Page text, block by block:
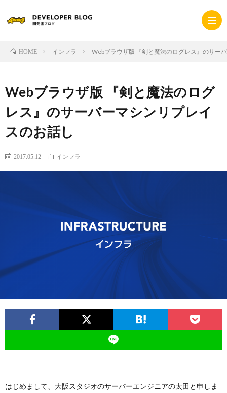
ー
ト
バ
リ
HOME インフラ Webブラウザ版 『剣と魔法のログレス』のサー
Webブラウザ版 『剣と魔法のログ
レス』のサーバーマシンリプレイ
スのお話し
2017.05.12 インフラ
はじめまして、大阪スタジオのサーバーエンジニアの太田と申しま